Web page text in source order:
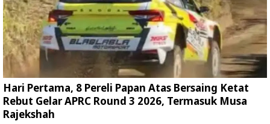
Hari Pertama, 8 Pereli Papan Atas Bersaing Ketat
Rebut Gelar APRC Round 3 2026, Termasuk Musa
Rajekshah